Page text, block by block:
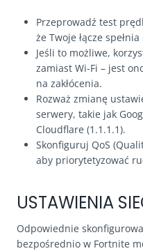
Przeprowadź test
że Twoje łącze
Jeśli to możliwe,
zamiast Wi-Fi – jest
na zakłócenia.
Rozważ zmianę
serwery, takie jak
Cloudflare (1.1.1.1).
Skonfiguruj QoS
aby priorytetyzować
USTAWIENIA
Odpowiednie
bezpośrednio w Fortnite